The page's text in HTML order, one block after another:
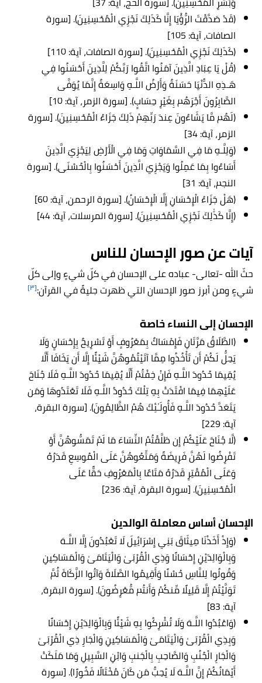
(قَدْ صَدَّقْتَ الرُّؤْيَا إِنَّا كَذَلِكَ نَجْزِي الْمُحْسِنِينَ). [سورة
الصافات، آية: 105]
(كَذَلِكَ نَجْزِي الْمُحْسِنِينَ). [سورة الصافات، آية: 110]
(قُلْ يَا عِبَادِ الَّذِينَ آمَنُوا اتَّقُوا رَبَّكُمْ لِلَّذِينَ أَحْسَنُوا فِي
هَـذِهِ الدُّنْيَا حَسَنَةٌ وَأَرْضُ اللَّـهِ وَاسِعَةٌ إِنَّمَا يُوَفَّى
الصَّابِرُونَ أَجْرَهُم بِغَيْرِ حِسَابٍ). [سورة الزمر، آية: 10]
(لَهُم مَّا يَشَاءُونَ عِندَ رَبِّهِمْ ذَلِكَ جَزَاءُ الْمُحْسِنِينَ). [سورة
الزمر، آية: 34]
(وَلِلَّـهِ مَا فِي السَّمَاوَاتِ وَمَا فِي الْأَرْضِ لِيَجْزِيَ الَّذِينَ
أَسَاءُوا بِمَا عَمِلُوا وَيَجْزِيَ الَّذِينَ أَحْسَنُوا بِالْحُسْنَى). [سورة
النجم، آية: 31]
( هَلْ جَزَاءُ الْإِحْسَانِ إِلَّا الْإِحْسَانُ). [سورة الرحمن، آية: 60]
( إِنَّا كَذَٰلِكَ نَجْزِي الْمُحْسِنِينَ). [سورة المرسلات، آية: 44]
آيات عن صور الإحسان للناس
حثّ الله -تعالى- عباده على الإحسان في كلّ شيءٍ وإلى كلّ
شيءٍ ومن أبرز صور الإحسان التي ظهرت جليةً في القرآن:[٣]
الإحسان إلى النساء خاصة
(الطَّلَاقُ مَرَّتَانِ فَإِمْسَاكٌ بِمَعْرُوفٍ أَوْ تَسْرِيحٌ بِإِحْسَانٍ وَلَا
يَحِلُّ لَكُمْ أَن تَأْخُذُوا مِمَّا آتَيْتُمُوهُنَّ شَيْئًا إِلَّا أَن يَخَافَا أَلَّا
يُقِيمَا حُدُودَ اللَّـهِ فَإِنْ خِفْتُمْ أَلَّا يُقِيمَا حُدُودَ اللَّـهِ فَلَا جُنَاحَ
عَلَيْهِمَا فِيمَا افْتَدَتْ بِهِ تِلْكَ حُدُودُ اللَّـهِ فَلَا تَعْتَدُوهَا وَمَن
يَتَعَدَّ حُدُودَ اللَّـهِ فَأُولَـٰئِكَ هُمُ الظَّالِمُونَ). [سورة البقرة،
آية: 229]
(لَّا جُنَاحَ عَلَيْكُمْ إِن طَلَّقْتُمُ النِّسَاءَ مَا لَمْ تَمَسُّوهُنَّ أَوْ
تَفْرِضُوا لَهُنَّ فَرِيضَةً وَمَتِّعُوهُنَّ عَلَى الْمُوسِعِ قَدَرُهُ
وَعَلَى الْمُقْتِرِ قَدَرُهُ مَتَاعًا بِالْمَعْرُوفِ حَقًّا عَلَى
الْمُحْسِنِينَ). [سورة البقرة، آية: 236]
الإحسان أساس معاملة الوالدين
(وَإِذْ أَخَذْنَا مِيثَاقَ بَنِي إِسْرَائِيلَ لَا تَعْبُدُونَ إِلَّا اللَّـهَ
وَبِالْوَالِدَيْنِ إِحْسَانًا وَذِي الْقُرْبَىٰ وَالْيَتَامَىٰ وَالْمَسَاكِينِ
وَقُولُوا لِلنَّاسِ حُسْنًا وَأَقِيمُوا الصَّلَاةَ وَآتُوا الزَّكَاةَ ثُمَّ
تَوَلَّيْتُمْ إِلَّا قَلِيلًا مِّنكُمْ وَأَنتُم مُّعْرِضُونَ). [سورة البقرة،
آية: 83]
(وَاعْبُدُوا اللَّـهَ وَلَا تُشْرِكُوا بِهِ شَيْئًا وَبِالْوَالِدَيْنِ إِحْسَانًا
وَبِذِي الْقُرْبَىٰ وَالْيَتَامَىٰ وَالْمَسَاكِينِ وَالْجَارِ ذِي الْقُرْبَىٰ
وَالْجَارِ الْجُنُبِ وَالصَّاحِبِ بِالْجَنبِ وَابْنِ السَّبِيلِ وَمَا مَلَكَتْ
أَيْمَانُكُمْ إِنَّ اللَّـهَ لَا يُحِبُّ مَن كَانَ مُخْتَالًا فَخُورًا). [سورة